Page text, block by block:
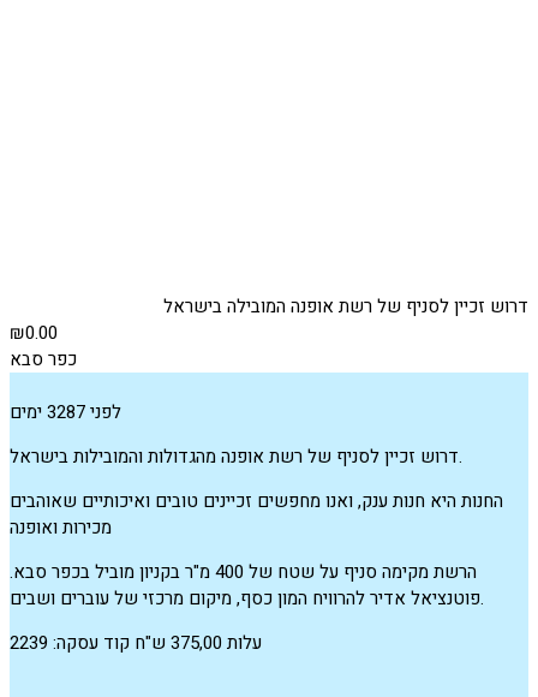
דרוש זכיין לסניף של רשת אופנה המובילה בישראל
₪0.00
כפר סבא
לפני 3287 ימים
דרוש זכיין לסניף של רשת אופנה מהגדולות והמובילות בישראל.
החנות היא חנות ענק, ואנו מחפשים זכיינים טובים ואיכותיים שאוהבים
מכירות ואופנה
הרשת מקימה סניף על שטח של 400 מ"ר בקניון מוביל בכפר סבא.
פוטנציאל אדיר להרוויח המון כסף, מיקום מרכזי של עוברים ושבים.
עלות 375,00 ש"ח קוד עסקה: 2239